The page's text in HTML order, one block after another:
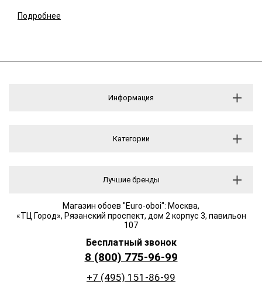
Подробнее
Информация
Категории
Лучшие бренды
Магазин обоев "Euro-oboi": Москва,
«ТЦ Город», Рязанский проспект, дом 2 корпус 3, павильон
107
Бесплатный звонок
8 (800) 775-96-99
+7 (495) 151-86-99